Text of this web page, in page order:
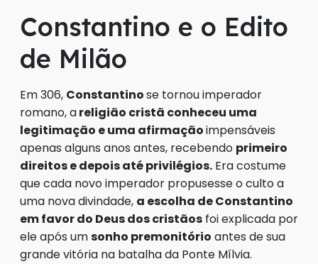
Constantino e o Edito
de Milão
Em 306, Constantinose tornou imperador
romano, areligião cristã conheceu uma
legitimação e uma afirmaçãoimpensáveis
apenas alguns anos antes, recebendo primeiro
direitos e depois até privilégios. Era costume
que cada novo imperador propusesse o culto a
uma nova divindade, a escolha de Constantino
em favor do Deus dos cristãos foi explicada por
ele após umsonho premonitório antes de sua
grande vitória na batalha da Ponte Mílvia.